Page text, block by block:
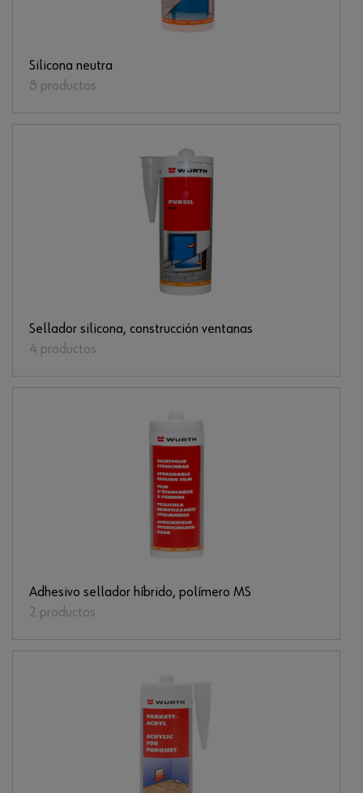
Silicona neutra
8 productos
Sellador silicona, construcción ventanas
4 productos
Adhesivo sellador híbrido, polímero MS
2 productos